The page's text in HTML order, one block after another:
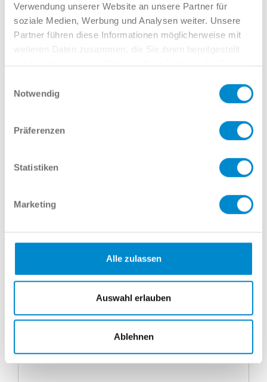
Verwendung unserer Website an unsere Partner für
soziale Medien, Werbung und Analysen weiter. Unsere
Partner führen diese Informationen möglicherweise mit
weiteren Daten zusammen, die Sie ihnen bereitgestellt
haben oder die sie im Rahmen Ihrer Nutzung der Dienste
Notwendig
Präferenzen
Statistiken
Marketing
Alle zulassen
Auswahl erlauben
Ablehnen
Oder gern direkt per Mail oder
Telefon:
E-Mail
Nachricht